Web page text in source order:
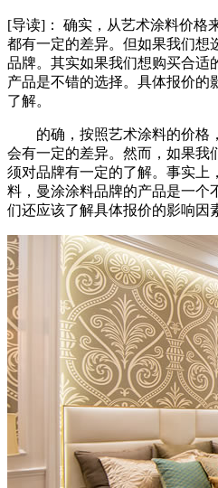
[导读]：
确实，从艺术涂料价格
都有一定的差异。但如果我们想
品牌。其实如果我们想购买合适
产品是不错的选择。具体报价的
了解。
的确，按照艺术涂料的价格
会有一定的差异。然而，如果我
须对品牌有一定的了解。事实上
料，曼涂涂料品牌的产品是一个
们还应该了解具体报价的影响因